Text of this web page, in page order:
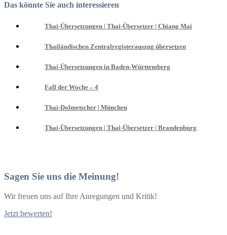
Das könnte Sie auch interessieren
Thai-Übersetzungen | Thai-Übersetzer | Chiang Mai
Thailändischen Zentralregisterauszug übersetzen
Thai-Übersetzungen in Baden-Württemberg
Fall der Woche – 4
Thai-Dolmetscher | München
Thai-Übersetzungen | Thai-Übersetzer | Brandenburg
Sagen Sie uns die Meinung!
Wir freuen uns auf Ihre Anregungen und Kritik!
Jetzt bewerten!